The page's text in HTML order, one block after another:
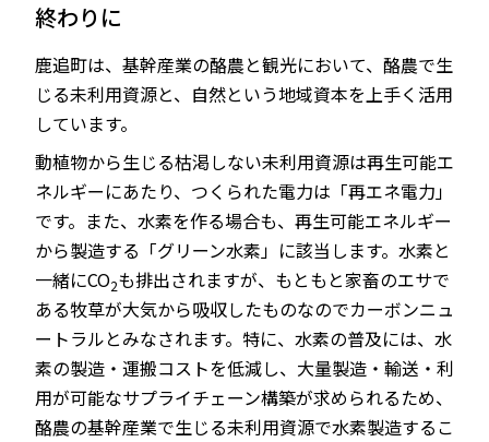
終わりに
鹿追町は、基幹産業の酪農と観光において、酪農で生
じる未利用資源と、自然という地域資本を上手く活用
しています。
動植物から生じる枯渇しない未利用資源は再生可能エ
ネルギーにあたり、つくられた電力は「再エネ電力」
です。また、水素を作る場合も、再生可能エネルギー
から製造する「グリーン水素」に該当します。水素と
一緒にCO2も排出されますが、もともと家畜のエサで
ある牧草が大気から吸収したものなのでカーボンニュ
ートラルとみなされます。特に、水素の普及には、水
素の製造・運搬コストを低減し、大量製造・輸送・利
用が可能なサプライチェーン構築が求められるため、
酪農の基幹産業で生じる未利用資源で水素製造するこ